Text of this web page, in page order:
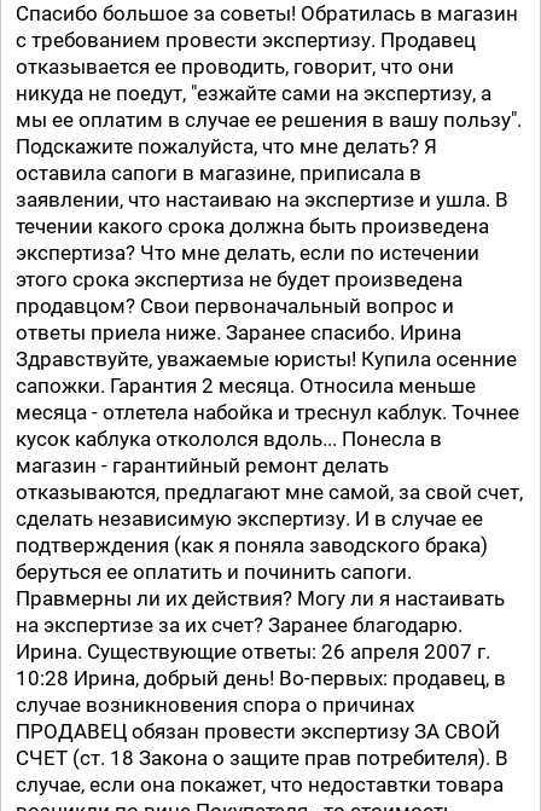
Спасибо большое за советы! Обратилась в магазин
с требованием провести экспертизу. Продавец
отказывается ее проводить, говорит, что они
никуда не поедут, "езжайте сами на экспертизу, а
мы ее оплатим в случае ее решения в вашу пользу".
Подскажите пожалуйста, что мне делать? Я
оставила сапоги в магазине, приписала в
заявлении, что настаиваю на экспертизе и ушла. В
течении какого срока должна быть произведена
экспертиза? Что мне делать, если по истечении
этого срока экспертиза не будет произведена
продавцом? Свои первоначальный вопрос и
ответы приела ниже. Заранее спасибо. Ирина
Здравствуйте, уважаемые юристы! Купила осенние
сапожки. Гарантия 2 месяца. Относила меньше
месяца - отлетела набойка и треснул каблук. Точнее
кусок каблука откололся вдоль... Понесла в
магазин - гарантийный ремонт делать
отказываются, предлагают мне самой, за свой счет,
сделать независимую экспертизу. И в случае ее
подтверждения (как я поняла заводского брака)
беруться ее оплатить и починить сапоги.
Правмерны ли их действия? Могу ли я настаивать
на экспертизе за их счет? Заранее благодарю.
Ирина. Существующие ответы: 26 апреля 2007 г.
10:28 Ирина, добрый день! Во-первых: продавец, в
случае возникновения спора о причинах
ПРОДАВЕЦ обязан провести экспертизу ЗА СВОЙ
СЧЕТ (ст. 18 Закона о защите прав потребителя). В
случае, если она покажет, что недоставтки товара